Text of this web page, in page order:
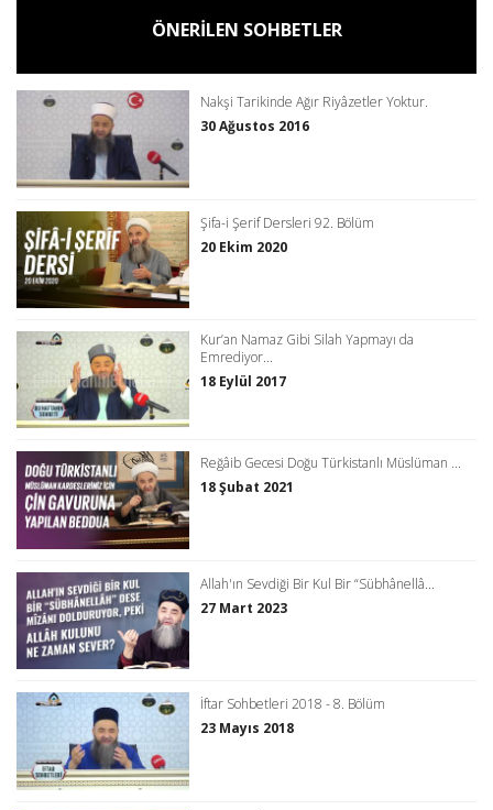
ÖNERİLEN SOHBETLER
Nakşi Tarikinde Ağır Riyâzetler Yoktur.
30 Ağustos 2016
Şifa-i Şerif Dersleri 92. Bölüm
20 Ekim 2020
Kur’an Namaz Gibi Silah Yapmayı da
Emrediyor...
18 Eylül 2017
Reğâib Gecesi Doğu Türkistanlı Müslüman ...
18 Şubat 2021
Allah'ın Sevdiği Bir Kul Bir “Sübhânellâ...
27 Mart 2023
İftar Sohbetleri 2018 - 8. Bölüm
23 Mayıs 2018